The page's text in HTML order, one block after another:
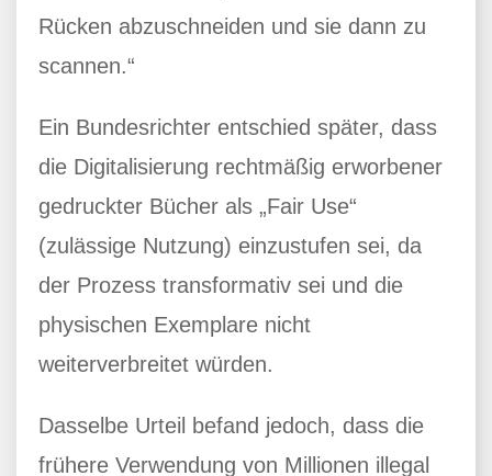
Rücken abzuschneiden und sie dann zu
scannen.“
Ein Bundesrichter entschied später, dass
die Digitalisierung rechtmäßig erworbener
gedruckter Bücher als „Fair Use“
(zulässige Nutzung) einzustufen sei, da
der Prozess transformativ sei und die
physischen Exemplare nicht
weiterverbreitet würden.
Dasselbe Urteil befand jedoch, dass die
frühere Verwendung von Millionen illegal